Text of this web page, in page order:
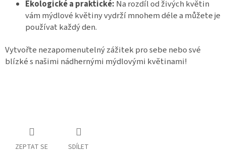
Ekologické a praktické: Na rozdíl od živých květin
vám mýdlové květiny vydrží mnohem déle a můžete je
používat každý den.
Vytvořte nezapomenutelný zážitek pro sebe nebo své
blízké s našimi nádhernými mýdlovými květinami!
ZEPTAT SE SDÍLET